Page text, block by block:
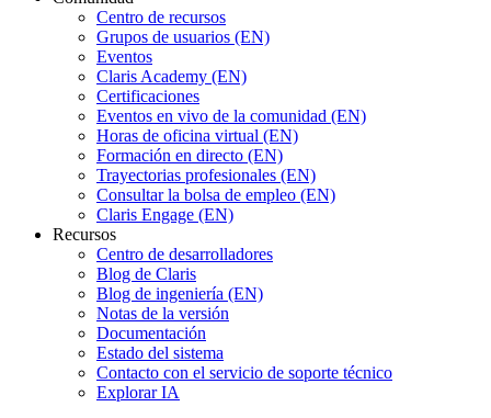
Centro de recursos
Grupos de usuarios (EN)
Eventos
Claris Academy (EN)
Certificaciones
Eventos en vivo de la comunidad (EN)
Horas de oficina virtual (EN)
Formación en directo (EN)
Trayectorias profesionales (EN)
Consultar la bolsa de empleo (EN)
Claris Engage (EN)
Recursos
Centro de desarrolladores
Blog de Claris
Blog de ingeniería (EN)
Notas de la versión
Documentación
Estado del sistema
Contacto con el servicio de soporte técnico
Explorar IA